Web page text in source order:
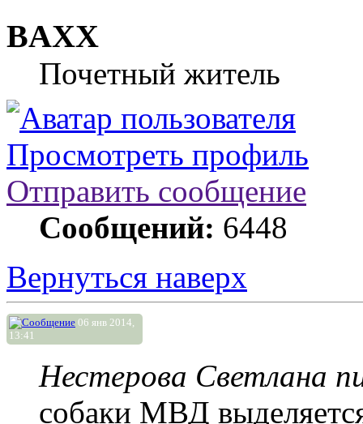
BAXX
Почетный житель
Просмотреть профиль
Отправить сообщение
Сообщений: 6448
Вернуться наверх
06 янв 2014,
13:41
Нестерова Светлана
собаки МВД